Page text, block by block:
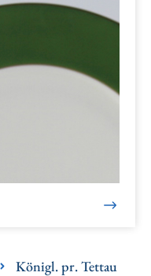
Königl. pr. Tettau